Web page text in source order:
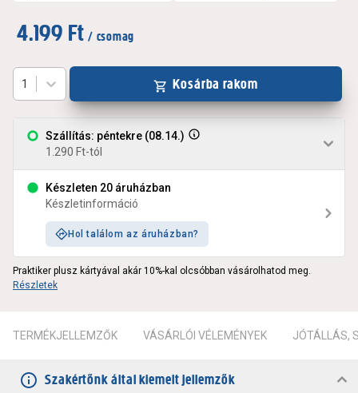
4.199 Ft / csomag
Szállítás: péntekre (08.14.)
1.290 Ft-tól
Készleten 20 áruházban
Készletinformáció
Hol találom az áruházban?
1 Kosárba rakom
Praktiker plusz kártyával akár 10%-kal olcsóbban vásárolhatod meg.
Részletek
TERMÉKJELLEMZŐK VÁSÁRLÓI VÉLEMÉNYEK JÓTÁLLÁS,
Szakértőnk által kiemelt jellemzők